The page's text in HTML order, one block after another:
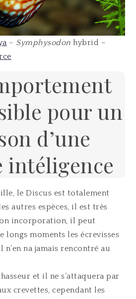
– Symphysodon hybrid –
pour un
d’une
intéligence
le Discus est totalement
autres espèces, il est très
incorporation, il peut
longs moments les écrevisses
na jamais rencontré au
et il ne s’attaquera par
crevettes, cependant les